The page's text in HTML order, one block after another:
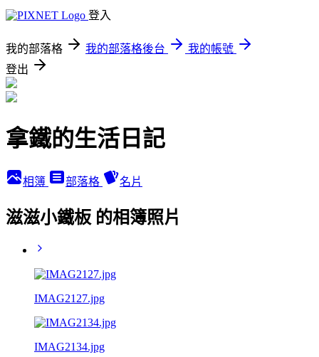
登入
我的部落格 我的部落格後台
我的帳號
登出
拿鐵的生活日記
相簿 部落格 名片
滋滋小鐵板 的相簿照片
IMAG2127.jpg
IMAG2134.jpg